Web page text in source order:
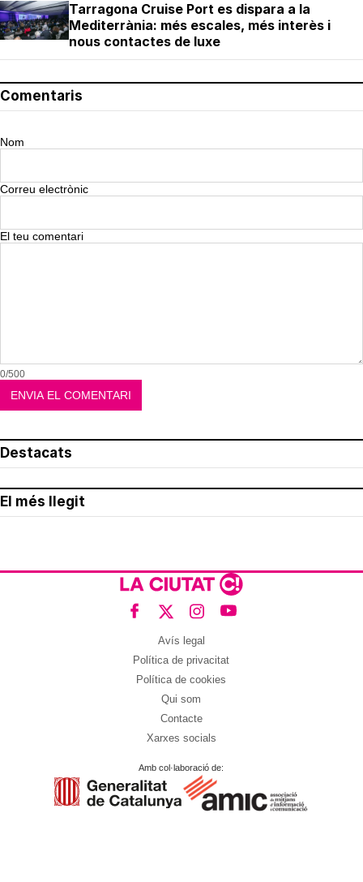
Tarragona Cruise Port es dispara a la
Mediterrània: més escales, més interès i
nous contactes de luxe
Comentaris
Nom
Correu electrònic
El teu comentari
0/500
Destacats
El més llegit
Avís legal
Política de privacitat
Política de cookies
Qui som
Contacte
Xarxes socials
Amb col·laboració de: